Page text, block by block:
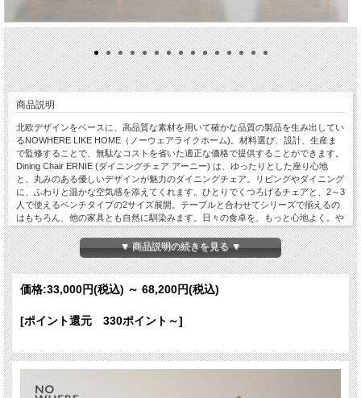
商品説明
北欧デザインをベースに、高品質な素材を用いて確かな品質の製品を生み出してい
るNOWHERE LIKE HOME（ノーウェアライクホーム)。材料選び、設計、生産ま
で監修することで、無駄なコストを省いた適正な価格で提供することができます。
Dining Chair ERNIE (ダイニングチェア アーニー) は、ゆったりとした座り心地
と、丸みのある優しいデザインが魅力のダイニングチェア。リビングやダイニング
に、ふわりと温かな空気感を添えてくれます。ひとりでくつろげるチェアと、2～3
人で使えるベンチタイプの2サイズ展開。テーブルと合わせてシリーズで揃えるの
はもちろん、他の家具とも自然に馴染みます。日々の食卓を、もっと心地よく。や
さしさに包まれるようなチェアです。◆サイズ：チェア、2Pからお選びいただけ
ます。◆カラー：JC05 ムーングレー、JC09シェードグレーからお選びいただけま
す。
▼ 商品説明の続きを見る ▼
価格:33,000円(税込) ～ 68,200円(税込)
[ポイント還元 330ポイント～]